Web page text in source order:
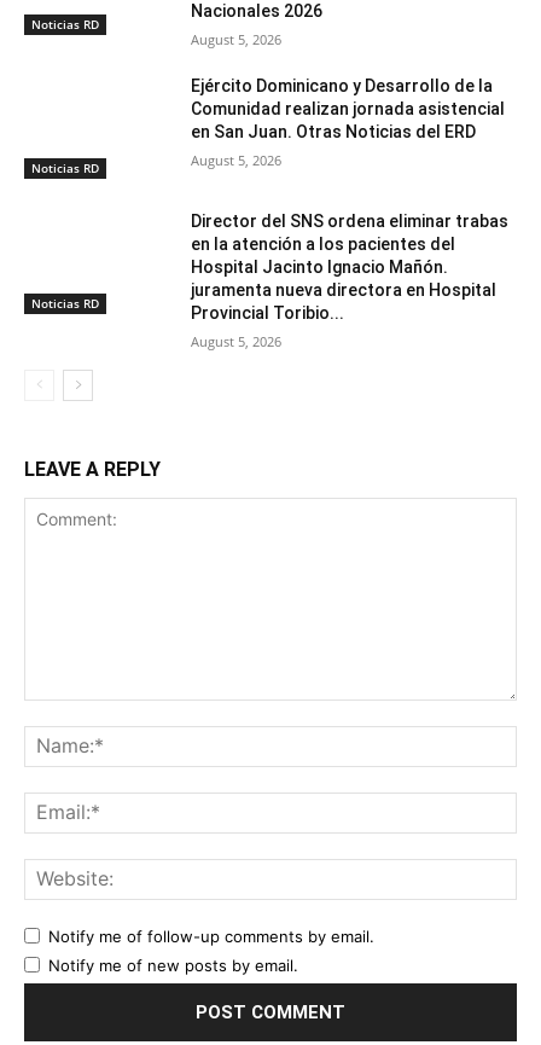
Noticias RD
Nacionales 2026
August 5, 2026
Noticias RD
Ejército Dominicano y Desarrollo de la
Comunidad realizan jornada asistencial
en San Juan. Otras Noticias del ERD
August 5, 2026
Noticias RD
Director del SNS ordena eliminar trabas
en la atención a los pacientes del
Hospital Jacinto Ignacio Mañón.
juramenta nueva directora en Hospital
Provincial Toribio...
August 5, 2026
LEAVE A REPLY
Notify me of follow-up comments by email.
Notify me of new posts by email.